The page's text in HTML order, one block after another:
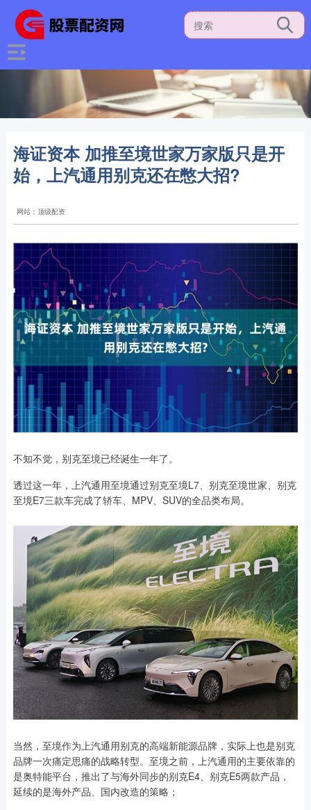
海证资本 加推至境世家万家版只是开
始，上汽通用别克还在憋大招?
网站：顶级配资
不知不觉，别克至境已经诞生一年了。
透过这一年，上汽通用至境通过别克至境L7、别克至境世家、别克
至境E7三款车完成了轿车、MPV、SUV的全品类布局。
当然，至境作为上汽通用别克的高端新能源品牌，实际上也是别克
品牌一次痛定思痛的战略转型。至境之前，上汽通用的主要依靠的
是奥特能平台，推出了与海外同步的别克E4、别克E5两款产品，
延续的是海外产品、国内改造的策略；